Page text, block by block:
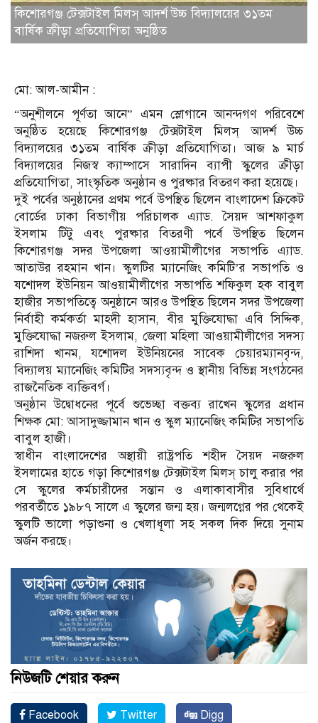
কিশোরগঞ্জ টেক্সটাইল মিলস্ আদর্শ উচ্চ বিদ্যালয়ের ৩১তম
বার্ষিক ক্রীড়া প্রতিযোগিতা অনুষ্ঠিত
মো: আল-আমীন :
“অনুশীলনে পূর্ণতা আনে” এমন স্লোগানে আনন্দগণ পরিবেশে
অনুষ্ঠিত হয়েছে কিশোরগঞ্জ টেক্সটাইল মিলস্ আদর্শ উচ্চ
বিদ্যালয়ের ৩১তম বার্ষিক ক্রীড়া প্রতিযোগিতা। আজ ৯ মার্চ
বিদ্যালয়ের নিজস্ব ক্যাম্পাসে সারাদিন ব্যাপী স্কুলের ক্রীড়া
প্রতিযোগিতা, সাংস্কৃতিক অনুষ্ঠান ও পুরষ্কার বিতরণ করা হয়েছে।
দুই পর্বের অনুষ্ঠানের প্রথম পর্বে উপস্থিত ছিলেন বাংলাদেশ ক্রিকেট
বোর্ডের ঢাকা বিভাগীয় পরিচালক এ্যাড. সৈয়দ আশফাকুল
ইসলাম টিটু এবং পুরষ্কার বিতরণী পর্বে উপস্থিত ছিলেন
কিশোরগঞ্জ সদর উপজেলা আওয়ামীলীগের সভাপতি এ্যাড.
আতাউর রহমান খান। স্কুলটির ম্যানেজিং কমিটি’র সভাপতি ও
যশোদল ইউনিয়ন আওয়ামীলীগের সভাপতি শফিকুল হক বাবুল
হাজীর সভাপতিত্বে অনুষ্ঠানে আরও উপস্থিত ছিলেন সদর উপজেলা
নির্বাহী কর্মকর্তা মাহদী হাসান, বীর মুক্তিযোদ্ধা এবি সিদ্দিক,
মুক্তিযোদ্ধা নজরুল ইসলাম, জেলা মহিলা আওয়ামীলীগের সদস্য
রাশিদা খানম, যশোদল ইউনিয়নের সাবেক চেয়ারম্যানবৃন্দ,
বিদ্যালয় ম্যানেজিং কমিটির সদস্যবৃন্দ ও স্থানীয় বিভিন্ন সংগঠনের
রাজনৈতিক ব্যক্তিবর্গ।
অনুষ্ঠান উদ্বোধনের পূর্বে শুভেচ্ছা বক্তব্য রাখেন স্কুলের প্রধান
শিক্ষক মো: আসাদুজ্জামান খান ও স্কুল ম্যানেজিং কমিটির সভাপতি
বাবুল হাজী।
স্বাধীন বাংলাদেশের অস্থায়ী রাষ্ট্রপতি শহীদ সৈয়দ নজরুল
ইসলামের হাতে গড়া কিশোরগঞ্জ টেক্সটাইল মিলস্ চালু করার পর
সে স্কুলের কর্মচারীদের সন্তান ও এলাকাবাসীর সুবিধার্থে
পরবর্তীতে ১৯৮৭ সালে এ স্কুলের জন্ম হয়। জন্মলগ্নের পর থেকেই
স্কুলটি ভালো পড়াশুনা ও খেলাধূলা সহ সকল দিক দিয়ে সুনাম
অর্জন করছে।
নিউজটি শেয়ার করুন
Facebook Twitter Digg